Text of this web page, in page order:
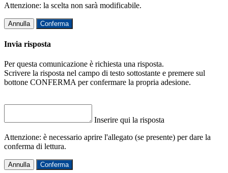
Attenzione: la scelta non sarà modificabile.
Annulla Conferma
Invia risposta
Per questa comunicazione è richiesta una risposta.
Scrivere la risposta nel campo di testo sottostante e premere sul
bottone CONFERMA per confermare la propria adesione.
Inserire qui la risposta
Attenzione: è necessario aprire l'allegato (se presente) per dare la
conferma di lettura.
Annulla Conferma